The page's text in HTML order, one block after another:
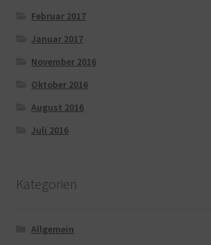
Februar 2017
Januar 2017
November 2016
Oktober 2016
August 2016
Juli 2016
Kategorien
Allgemein